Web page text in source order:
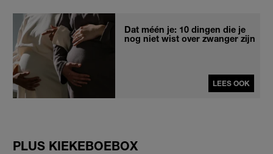
Dat méén je: 10 dingen die je
nog niet wist over zwanger zijn
LEES OOK
PLUS KIEKEBOEBOX